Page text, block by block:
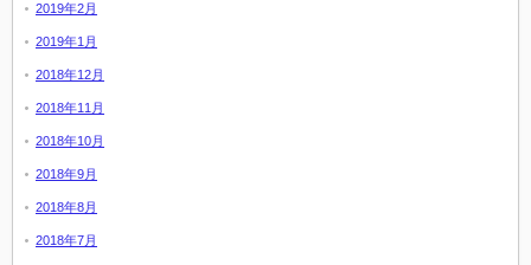
2019年2月
2019年1月
2018年12月
2018年11月
2018年10月
2018年9月
2018年8月
2018年7月